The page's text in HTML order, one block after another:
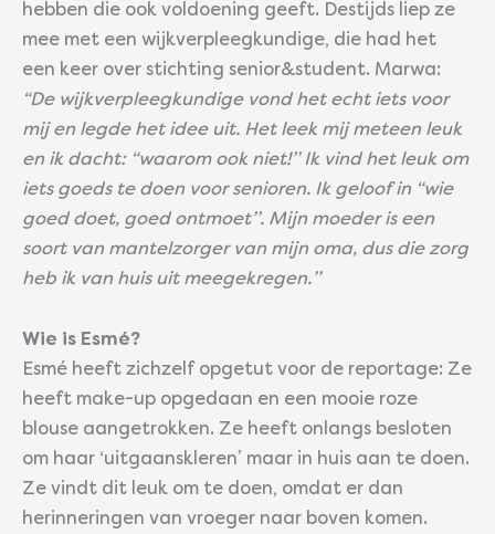
hebben die ook voldoening geeft. Destijds liep ze
mee met een wijkverpleegkundige, die had het
een keer over stichting senior&student. Marwa:
“De wijkverpleegkundige vond het echt iets voor
mij en legde het idee uit. Het leek mij meteen leuk
en ik dacht: “waarom ook niet!’’ Ik vind het leuk om
iets goeds te doen voor senioren. Ik geloof in “wie
goed doet, goed ontmoet’’. Mijn moeder is een
soort van mantelzorger van mijn oma, dus die zorg
heb ik van huis uit meegekregen.’’
Wie is Esmé?
Esmé heeft zichzelf opgetut voor de reportage: Ze
heeft make-up opgedaan en een mooie roze
blouse aangetrokken. Ze heeft onlangs besloten
om haar ‘uitgaanskleren’ maar in huis aan te doen.
Ze vindt dit leuk om te doen, omdat er dan
herinneringen van vroeger naar boven komen.